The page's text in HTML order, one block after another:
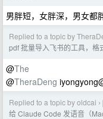
男胖短，女胖深，男女都
Replied to a topic by
pdf 批量导入飞书的工具，格
@The
@TheraDeng
Replied to a topic by oldcai ›
给 Claude Code 发语音（